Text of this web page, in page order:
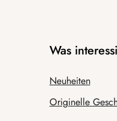
Was
Neuheiten
Originelle